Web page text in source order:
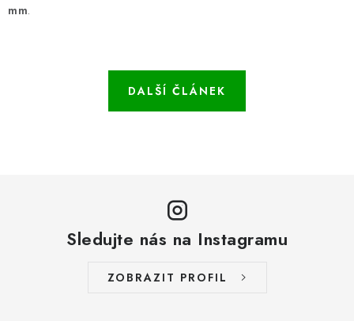
mm.
DALŠÍ ČLÁNEK
Sledujte nás na Instagramu
ZOBRAZIT PROFIL